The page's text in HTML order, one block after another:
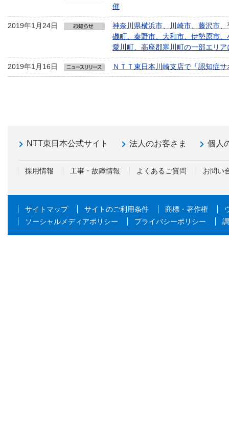
催
2019年1月24日
神奈川県横浜市、川崎市、藤沢市
磯町、秦野市、大和市、伊勢原市
愛川町、高座郡寒川町の一部エリ
2019年1月16日 ＮＴＴ東日本川崎支店で「認知症
NTT東日本公式サイト 法人のお客さま 個人
採用情報 工事・故障情報 よくあるご質問 お問い
サイトマップ サイトのご利用条件 商標・著作権
ソーシャルメディアポリシー
プライバシーポリシー